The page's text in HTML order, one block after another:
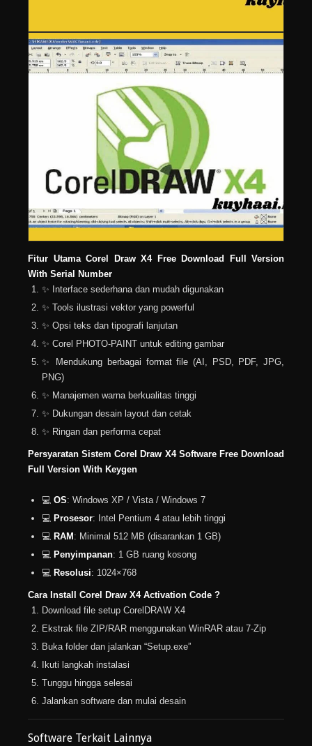
Fitur Utama Corel Draw X4 Free Download Full Version
With Serial Number
✨ Interface sederhana dan mudah digunakan
✨ Tools ilustrasi vektor yang powerful
✨ Opsi teks dan tipografi lanjutan
✨ Corel PHOTO-PAINT untuk editing gambar
✨ Mendukung berbagai format file (AI, PSD, PDF, JPG,
PNG)
✨ Manajemen warna berkualitas tinggi
✨ Dukungan desain layout dan cetak
✨ Ringan dan performa cepat
Persyaratan Sistem Corel Draw X4 Software Free Download
Full Version With Keygen
💻 OS: Windows XP / Vista / Windows 7
💻 Prosesor: Intel Pentium 4 atau lebih tinggi
💻 RAM : Minimal 512 MB (disarankan 1 GB)
💻 Penyimpanan: 1 GB ruang kosong
💻 Resolusi: 1024×768
Cara Install Corel Draw X4 Activation Code ?
Download file setup CorelDRAW X4
Ekstrak file ZIP/RAR menggunakan WinRAR atau 7-Zip
Buka folder dan jalankan “Setup.exe”
Ikuti langkah instalasi
Tunggu hingga selesai
Jalankan software dan mulai desain
Software Terkait Lainnya